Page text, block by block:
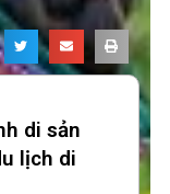
di sản
lịch di